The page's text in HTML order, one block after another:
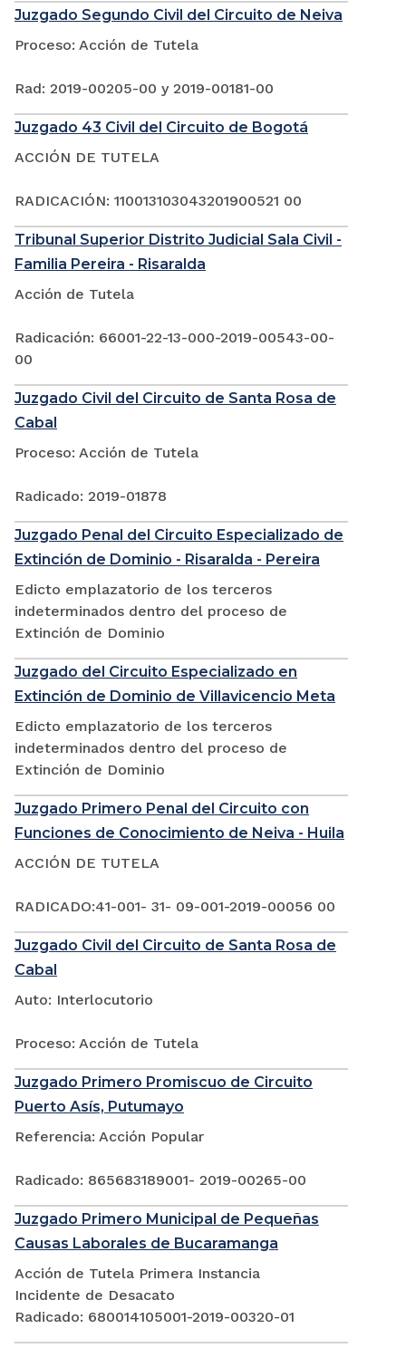
Juzgado Segundo Civil del Circuito de Neiva
Proceso: Acción de Tutela
Rad: 2019-00205-00 y 2019-00181-00
Juzgado 43 Civil del Circuito de Bogotá
ACCIÓN DE TUTELA
RADICACIÓN: 110013103043201900521 00
Tribunal Superior Distrito Judicial Sala Civil -
Familia Pereira - Risaralda
Acción de Tutela
Radicación: 66001-22-13-000-2019-00543-00-
00
Juzgado Civil del Circuito de Santa Rosa de
Cabal
Proceso: Acción de Tutela
Radicado: 2019-01878
Juzgado Penal del Circuito Especializado de
Extinción de Dominio - Risaralda - Pereira
Edicto emplazatorio de los terceros
indeterminados dentro del proceso de
Extinción de Dominio
Juzgado del Circuito Especializado en
Extinción de Dominio de Villavicencio Meta
Edicto emplazatorio de los terceros
indeterminados dentro del proceso de
Extinción de Dominio
Juzgado Primero Penal del Circuito con
Funciones de Conocimiento de Neiva - Huila
ACCIÓN DE TUTELA
RADICADO:41-001- 31- 09-001-2019-00056 00
Juzgado Civil del Circuito de Santa Rosa de
Cabal
Auto: Interlocutorio
Proceso: Acción de Tutela
Juzgado Primero Promiscuo de Circuito
Puerto Asís, Putumayo
Referencia: Acción Popular
Radicado: 865683189001- 2019-00265-00
Juzgado Primero Municipal de Pequeñas
Causas Laborales de Bucaramanga
Acción de Tutela Primera Instancia
Incidente de Desacato
Radicado: 680014105001-2019-00320-01